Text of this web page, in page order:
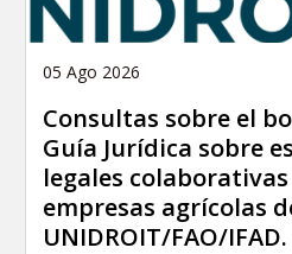
05 Ago 2026
Consultas sobre el
Guía Jurídica sobre
legales
empresas agrícolas
UNIDROIT/FAO/IFAD.